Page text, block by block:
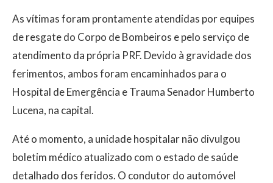
As vítimas foram prontamente atendidas por equipes
de resgate do Corpo de Bombeiros e pelo serviço de
atendimento da própria PRF. Devido à gravidade dos
ferimentos, ambos foram encaminhados para o
Hospital de Emergência e Trauma Senador Humberto
Lucena, na capital.
Até o momento, a unidade hospitalar não divulgou
boletim médico atualizado com o estado de saúde
detalhado dos feridos. O condutor do automóvel